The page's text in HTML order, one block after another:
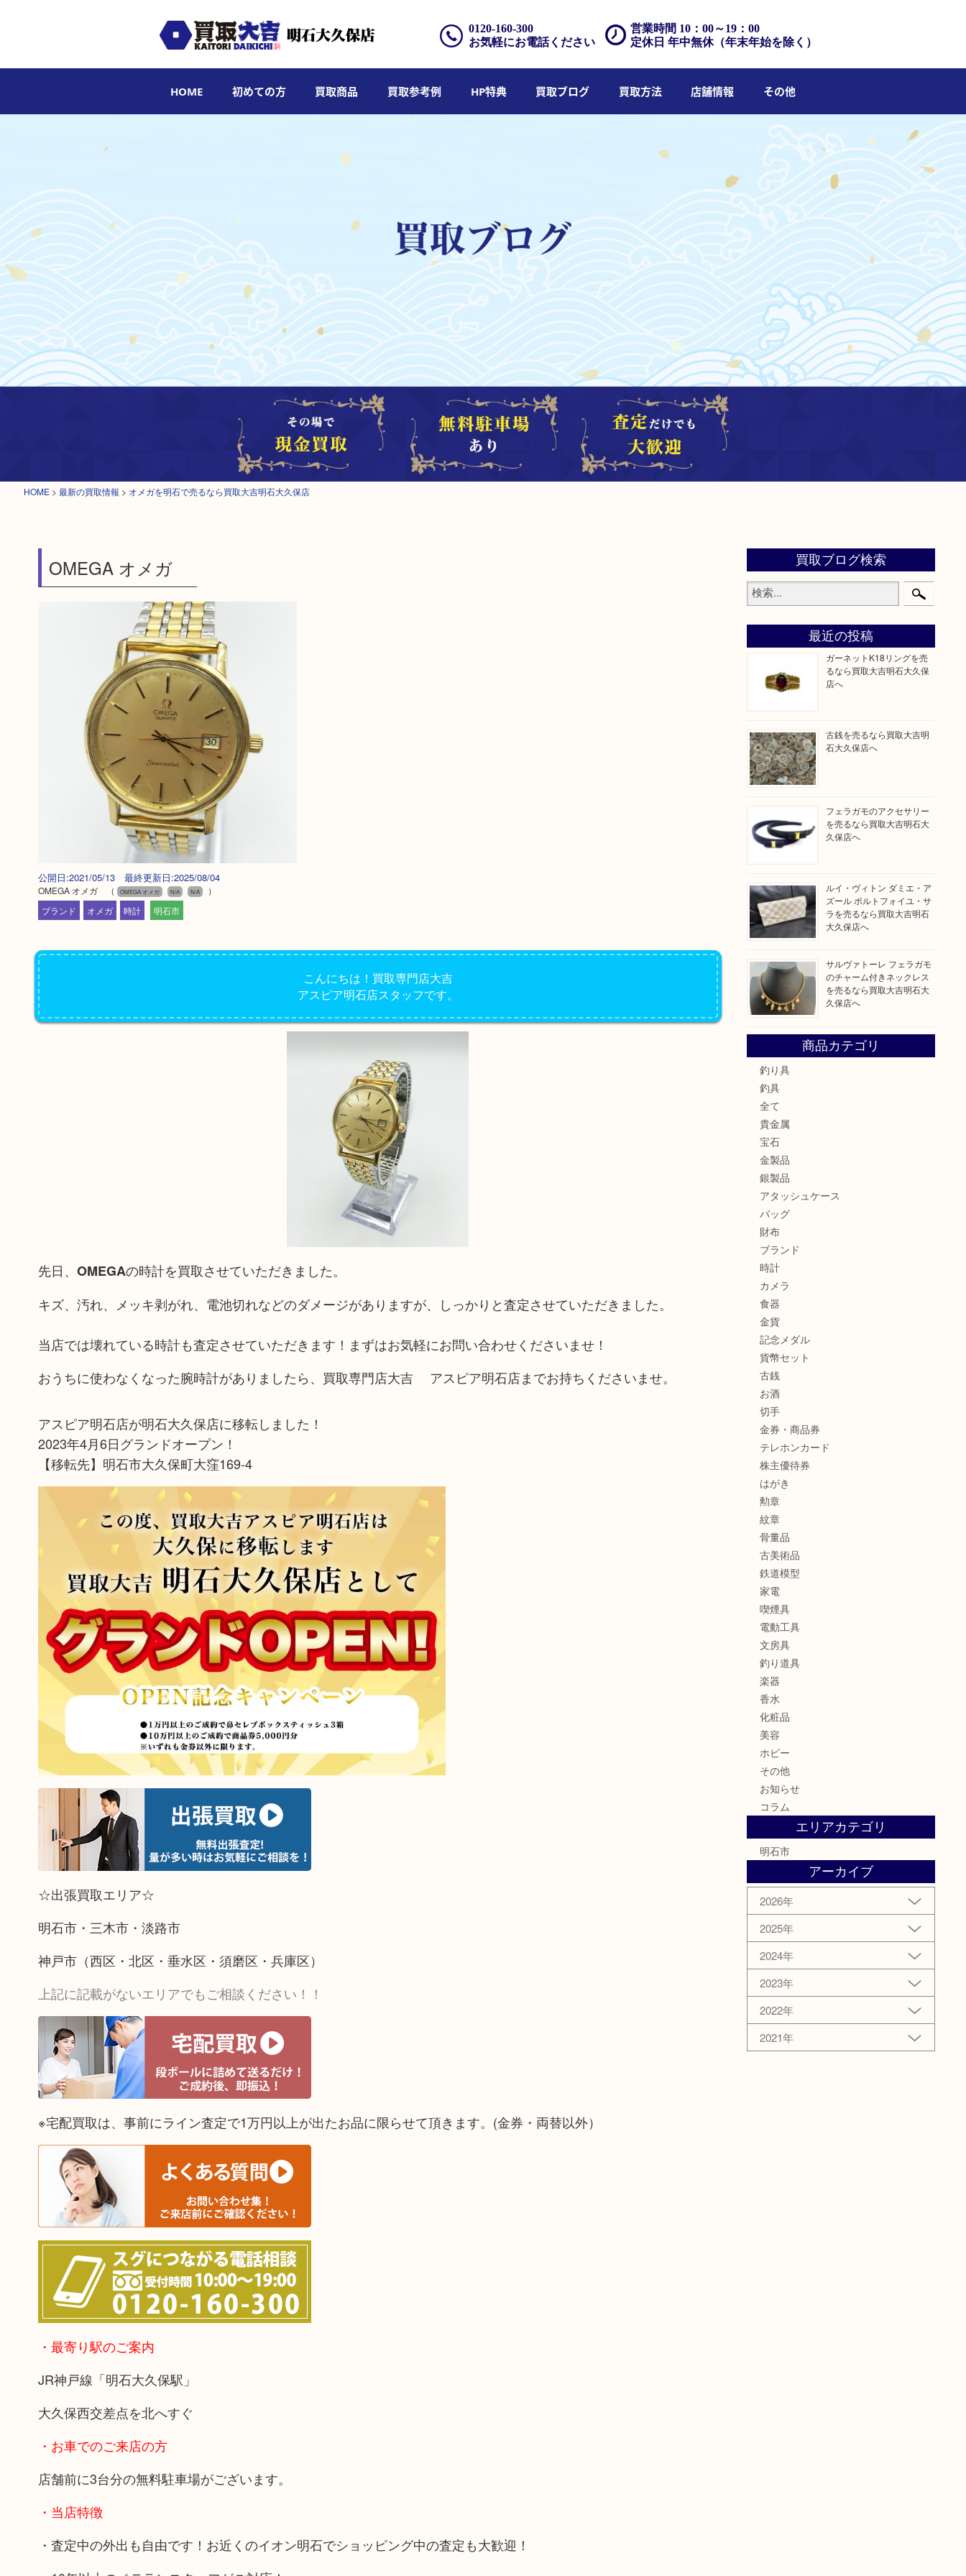
営業時間 10：00～19：00
定休日 年中無休（年末年始を除く）
0120-160-300
お気軽にお電話ください
HOME 初めての方 買取商品 買取参考例 HP特典 買取ブログ 買取方法 店舗情報 その他
HOME > 最新の買取情報 > オメガを明石で売るなら買取大吉明石大久保店
OMEGA オメガ
公開日:2021/05/13 最終更新日:2025/08/04
OMEGA オメガ （ OMEGA オメガ N/A N/A
）
ブランド
オメガ 時計 明石市
こんにちは！買取専門店大吉
アスピア明石店スタッフです。
先日、 OMEGAの時計を買取させていただきました。
キズ、汚れ、メッキ剥がれ、電池切れなどのダメージがありますが、しっかりと査定させていただきました。
当店では壊れている時計も査定させていただきます！まずはお気軽にお問い合わせくださいませ！
おうちに使わなくなった腕時計がありましたら、買取専門店大吉 アスピア明石店までお持ちくださいませ。
アスピア明石店が明石大久保店に移転しました！
2023年4月6日グランドオープン！
【移転先】明石市大久保町大窪169-4
☆出張買取エリア☆
明石市・三木市・淡路市
神戸市（西区・北区・垂水区・須磨区・兵庫区）
上記に記載がないエリアでもご相談ください！！
※宅配買取は、事前にライン査定で1万円以上が出たお品に限らせて頂きます。(金券・両替以外）
・最寄り駅のご案内
JR神戸線「明石大久保駅」
大久保西交差点を北へすぐ
・お車でのご来店の方
店舗前に3台分の無料駐車場がございます。
・当店特徴
・査定中の外出も自由です！お近くのイオン明石でショッピング中の査定も大歓迎！
買取ブログ検索
最近の投稿
ガーネットK18リングを売
るなら買取大吉明石大久保
店へ
古銭を売るなら買取大吉明
石大久保店へ
フェラガモのアクセサリー
を売るなら買取大吉明石大
久保店へ
ルイ・ヴィトン ダミエ・ア
ズール ポルトフォイユ・サ
ラを売るなら買取大吉明石
大久保店へ
サルヴァトーレ フェラガモ
のチャーム付きネックレス
を売るなら買取大吉明石大
久保店へ
商品カテゴリ
釣り具
釣具
全て
貴金属
宝石
金製品
銀製品
アタッシュケース
バッグ
財布
ブランド
時計
カメラ
食器
金貨
記念メダル
貨幣セット
古銭
お酒
切手
金券・商品券
テレホンカード
株主優待券
はがき
勲章
紋章
骨董品
古美術品
鉄道模型
家電
喫煙具
電動工具
文房具
釣り道具
楽器
香水
化粧品
美容
ホビー
その他
お知らせ
コラム
エリアカテゴリ
明石市
アーカイブ
2026年
2025年
2024年
2023年
2022年
2021年